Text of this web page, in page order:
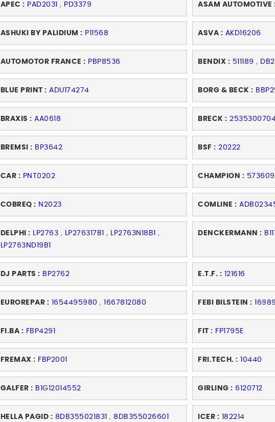
APEC : PAD2031 , PD3379 ASAM AUTOMOTIVE
ASHUKI BY PALIDIUM : P11568 ASVA : AKD16206
AUTOMOTOR FRANCE : PBP8536 BENDIX : 511189 ,
BLUE PRINT : ADU174274 BORG & BECK :
BRAXIS : AA0618 BRECK :
BREMSI : BP3642 BSF : 20222
CAR : PNT0202 CHAMPION :
COBREQ : N2023 COMLINE :
DELPHI : LP2763 , LP276317B1 , LP2763N18B1 ,
LP2763ND19B1
DENCKERMANN :
DJ PARTS : BP2762 E.T.F. : 121616
EUROREPAR : 1654495980 ,1667812080 FEBI BILSTEIN : 16989
FI.BA : FBP4291 FIT : FP1795E
FREMAX : FBP2001 FRI.TECH. : 10440
GALFER : B1G12014552 GIRLING : 6120712
HELLA PAGID : 8DB355021831 , 8DB355026601 ICER : 182214